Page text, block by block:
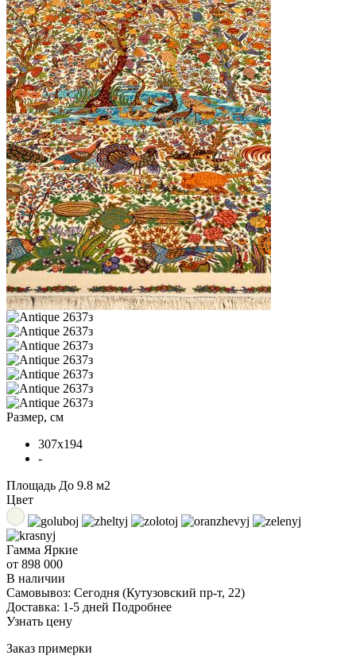
Размер, см
307x194
-
Площадь До 9.8 м2
Цвет
Гамма Яркие
от 898 000
В наличии
Самовывоз: Сегодня (Кутузовский пр-т, 22)
Доставка: 1-5 дней Подробнее
Узнать цену
Заказ примерки